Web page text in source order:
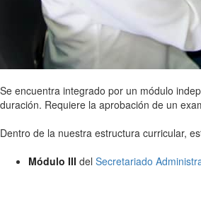
Se encuentra integrado por un módulo
duración. Requiere la aprobación de un
Dentro de la nuestra estructura curricular,
Módulo III del Secretariado